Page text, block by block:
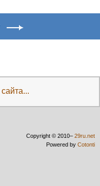
Copyright © 2010– 29ru.net
Powered by Cotonti